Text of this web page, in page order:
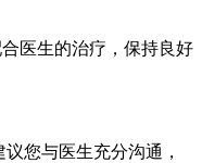
医生的治疗，保持良好
您与医生充分沟通，